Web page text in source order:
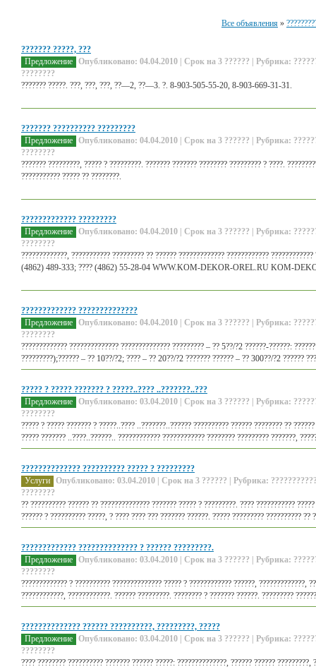
Все объявления »
??????? ?????, ???
Предложение Опубликовано: 04.04.2010 | Срок на 3 ?????? | Рубрика:
????????
??????? ?????. ???, ???, ???, ??—2, ??—3. ?. 8-903-505-55-20, 8-903-669-31-31.
??????? ?????????? ?????????
Предложение Опубликовано: 04.04.2010 | Срок на 3 ?????? | Рубрика:
????????
??????? ?????????, ????? ? ?????????. ??????? ??????? ???????? ????????? ? ????.
??????????? ????? ?? ????????.
????????????? ?????????
Предложение Опубликовано: 04.04.2010 | Срок на 3 ?????? | Рубрика:
????????
?????????????, ??????????? ????????? ?? ?????? ????????????? ????????????
(4862) 489-333; ???? (4862) 55-28-04 WWW.KOM-DEKOR-OREL.RU KOM-
????????????? ??????????????
Предложение Опубликовано: 04.04.2010 | Срок на 3 ?????? | Рубрика:
????????
????????????? ?????????????? ?????????????? ????????? – ?? 5??/?2 ??????-??????:
?????????);?????? – ?? 10??/?2; ???? – ?? 20??/?2 ??????? ?????? – ?? 300??/?2 ??????
????? ? ????? ??????? ? ?????..???? ..???????..???
Предложение Опубликовано: 03.04.2010 | Срок на 3 ?????? | Рубрика:
????????
????? ? ????? ??????? ? ?????..???? ..???????..?????? ?????????? ?????? ???????? ??
????? ??????? ..????..??????.. ???????????? ???????????? ???????? ????????? ???????,
?????????????? ?????????? ????? ? ?????????
Услуги Опубликовано: 03.04.2010 | Срок на 3 ?????? | Рубрика:
????????
?? ?????????? ?????? ?? ?????????????? ??????? ????? ? ?????????. ???? ???????????
?????? ? ?????????? ?????, ? ???? ???? ??? ??????? ??????. ????? ????????? ?????????? ??
????????????? ?????????????? ? ?????? ?????????.
Предложение Опубликовано: 03.04.2010 | Срок на 3 ?????? | Рубрика:
????????
????????????? ? ?????????? ?????????????? ????? ? ???????????? ??????, ?????????????,
????????????, ????????????. ?????? ?????????. ???????? ? ??????? ??????. ?????????
?????????????? ?????? ??????????, ?????????, ?????
Предложение Опубликовано: 03.04.2010 | Срок на 3 ?????? | Рубрика:
????????
???? ???????? ?????????? ??????? ?????? ?????: ??????????????, ?????? ??????